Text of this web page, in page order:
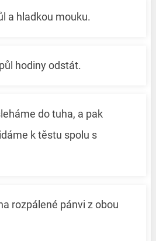
a hladkou mouku.
hodiny odstát.
do tuha, a pak
k těstu spolu s
rozpálené pánvi z obou